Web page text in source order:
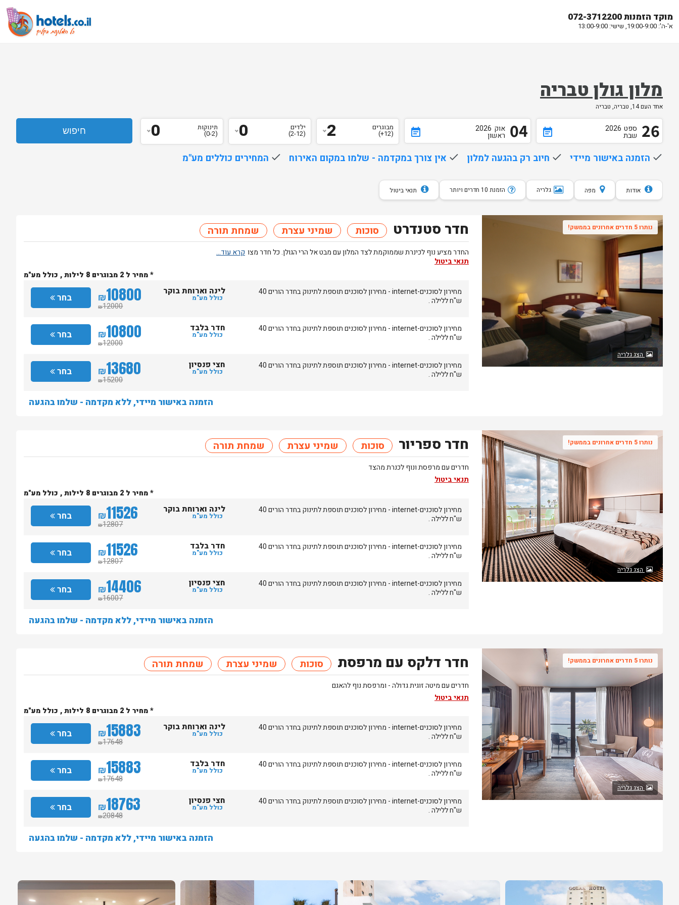
מוקד הזמנות 072-3712200
א'-ה': 19:00-9:00, שישי: 13:00-9:00
מלון גולן טבריה
אחד העם 14, טבריה, טבריה
event_note 26 ספט 2026
שבת event_note 04 אוק 2026
ראשון
מבוגרים
(12+)
2 ילדים
(2-12)
0 תינוקות
(0-2)
0
done הזמנה באישור מיידי done חיוב רק בהגעה למלון done אין צורך במקדמה - שלמו במקום האירוח done המחירים כוללים מע"מ
אודות מפה גלריה הזמנת 10 חדרים ויותר תנאי ביטול
נותרו 5 חדרים אחרונים בממשק!
הצג גלריה
חדר סטנדרט סוכות שמיני עצרת שמחת תורה
החדר מציע נוף לכינרת שממוקמת לצד המלון עם מבט אל הרי הגולן. כל חדר מצו
תנאי ביטול
* מחיר ל 2 מבוגרים 8 לילות , כולל מע"מ
מחירון לסוכנים-internet - מחירון לסוכנים תוספת לתינוק בחדר הורים 40
ש"ח ללילה .
בחר ₪10800
₪12000
לינה וארוחת בוקר
כולל מע"מ
מחירון לסוכנים-internet - מחירון לסוכנים תוספת לתינוק בחדר הורים 40
ש"ח ללילה .
בחר ₪10800
₪12000
חדר בלבד
כולל מע"מ
מחירון לסוכנים-internet - מחירון לסוכנים תוספת לתינוק בחדר הורים 40
ש"ח ללילה .
בחר ₪13680
₪15200
חצי פנסיון
כולל מע"מ
הזמנה באישור מיידי, ללא מקדמה - שלמו בהגעה
נותרו 5 חדרים אחרונים בממשק!
הצג גלריה
חדר ספריור סוכות שמיני עצרת שמחת תורה
חדרים עם מרפסת ונוף לכנרת מהצד
תנאי ביטול
* מחיר ל 2 מבוגרים 8 לילות , כולל מע"מ
מחירון לסוכנים-internet - מחירון לסוכנים תוספת לתינוק בחדר הורים 40
ש"ח ללילה .
בחר ₪11526
₪12807
לינה וארוחת בוקר
כולל מע"מ
מחירון לסוכנים-internet - מחירון לסוכנים תוספת לתינוק בחדר הורים 40
ש"ח ללילה .
בחר ₪11526
₪12807
חדר בלבד
כולל מע"מ
מחירון לסוכנים-internet - מחירון לסוכנים תוספת לתינוק בחדר הורים 40
ש"ח ללילה .
בחר ₪14406
₪16007
חצי פנסיון
כולל מע"מ
הזמנה באישור מיידי, ללא מקדמה - שלמו בהגעה
נותרו 5 חדרים אחרונים בממשק!
הצג גלריה
חדר דלקס עם מרפסת סוכות שמיני עצרת שמחת תורה
חדרים עם מיטה זוגית גדולה - ומרפסת נוף להאגם
תנאי ביטול
* מחיר ל 2 מבוגרים 8 לילות , כולל מע"מ
מחירון לסוכנים-internet - מחירון לסוכנים תוספת לתינוק בחדר הורים 40
ש"ח ללילה .
בחר ₪15883
₪17648
לינה וארוחת בוקר
כולל מע"מ
מחירון לסוכנים-internet - מחירון לסוכנים תוספת לתינוק בחדר הורים 40
ש"ח ללילה .
בחר ₪15883
₪17648
חדר בלבד
כולל מע"מ
מחירון לסוכנים-internet - מחירון לסוכנים תוספת לתינוק בחדר הורים 40
ש"ח ללילה .
בחר ₪18763
₪20848
חצי פנסיון
כולל מע"מ
הזמנה באישור מיידי, ללא מקדמה - שלמו בהגעה